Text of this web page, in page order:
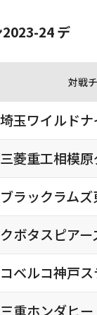
24 デ
対戦
埼玉ワイルド
三菱重工相模
ブラックラムズ
クボタスピア
コベルコ神戸
三重ホンダヒー